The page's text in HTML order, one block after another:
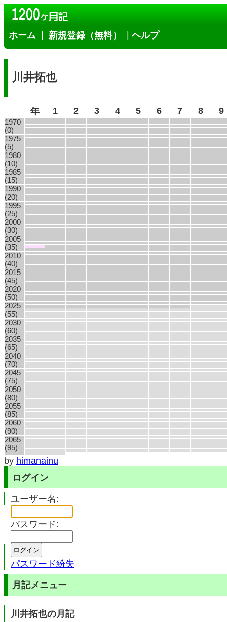
ホーム | 新規登録（無料） |ヘルプ
川井拓也
年 1 2 3 4 5 6 7 8 9
1970
(0)
1975
(5)
1980
(10)
1985
(15)
1990
(20)
1995
(25)
2000
(30)
2005
(35)
2010
(40)
2015
(45)
2020
(50)
2025
(55)
2030
(60)
2035
(65)
2040
(70)
2045
(75)
2050
(80)
2055
(85)
2060
(90)
2065
(95)
by himanainu
ログイン
ユーザー名:
パスワード:
パスワード紛失
月記メニュー
川井拓也の月記